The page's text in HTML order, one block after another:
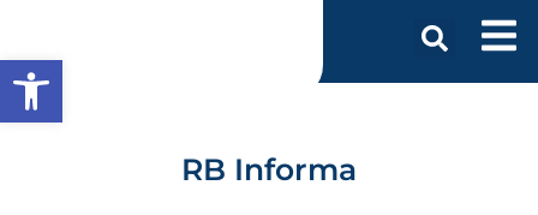
RB Informa
Abrir a barra de ferramentas